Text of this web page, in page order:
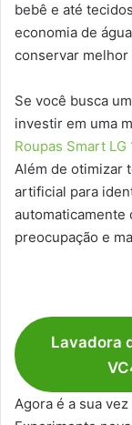
bebê e até
economia de
conservar melhor
Se você busca
investir em uma
Roupas Smart LG
Além de otimizar
artificial para
automaticamente
preocupação e
Lavadora
Agora é a sua